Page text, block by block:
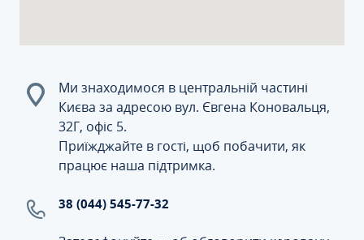
Ми знаходимося в центральній частині
Києва за адресою вул. Євгена Коновальця,
32Г, офіс 5.
Приїжджайте в гості, щоб побачити, як
працює наша підтримка.
38 (044) 545-77-32